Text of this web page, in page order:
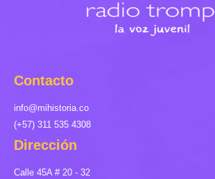
Contacto
info@mihistoria.co
(+57) 311 535 4308
Dirección
Calle 45A # 20 - 32